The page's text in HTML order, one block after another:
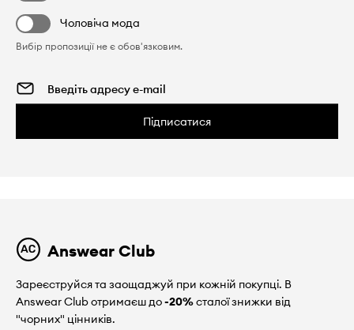
Чоловіча мода
Вибір пропозиції не є обов'язковим.
Підписатися
Answear Club
Зареєструйся та заощаджуй при кожній покупці. В
Answear Club отримаєш до-20%сталої знижки від
"чорних" цінників.